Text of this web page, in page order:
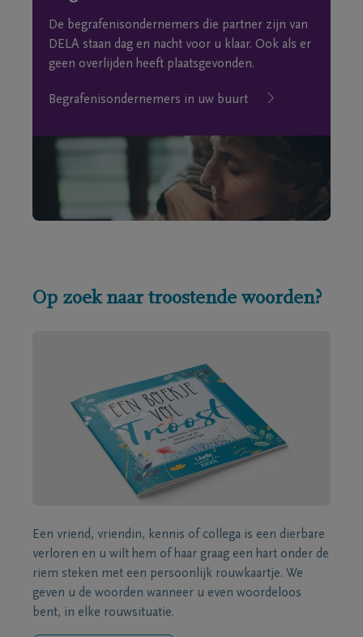
De begrafenisondernemers die partner zijn van
DELA staan dag en nacht voor u klaar. Ook als er
geen overlijden heeft plaatsgevonden.
Begrafenisondernemers in uw buurt
Op zoek naar troostende woorden?
Een vriend, vriendin, kennis of collega is een dierbare
verloren en u wilt hem of haar graag een hart onder de
riem steken met een persoonlijk rouwkaartje. We
geven u de woorden wanneer u even woordeloos
bent, in elke rouwsituatie.